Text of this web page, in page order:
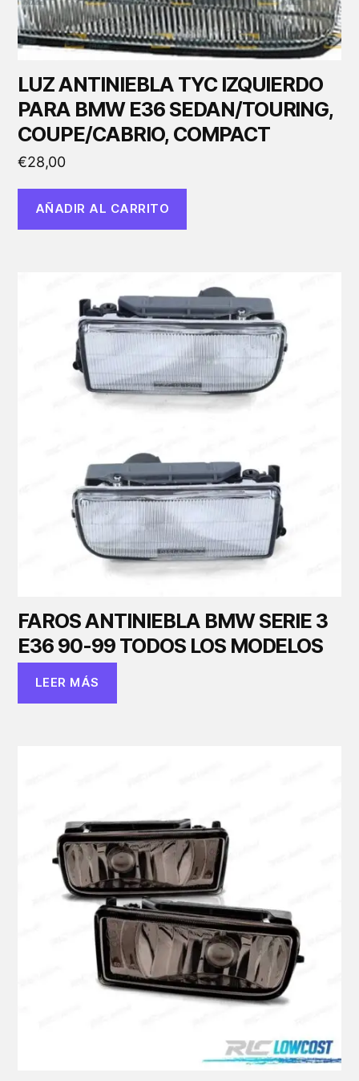
LUZ ANTINIEBLA TYC IZQUIERDO
PARA BMW E36 SEDAN/TOURING,
COUPE/CABRIO, COMPACT
€28,00
AÑADIR AL CARRITO
FAROS ANTINIEBLA BMW SERIE 3
E36 90-99 TODOS LOS MODELOS
LEER MÁS